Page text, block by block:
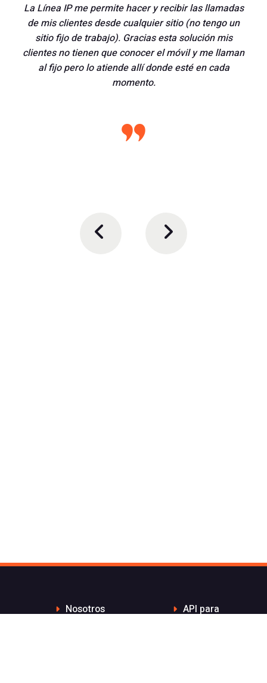
La Línea IP me permite hacer y recibir las llamadas
de mis clientes desde cualquier sitio (no tengo un
sitio fijo de trabajo). Gracias esta solución mis
clientes no tienen que conocer el móvil y me llaman
al fijo pero lo atiende allí donde esté en cada
momento.
Nosotros
API para